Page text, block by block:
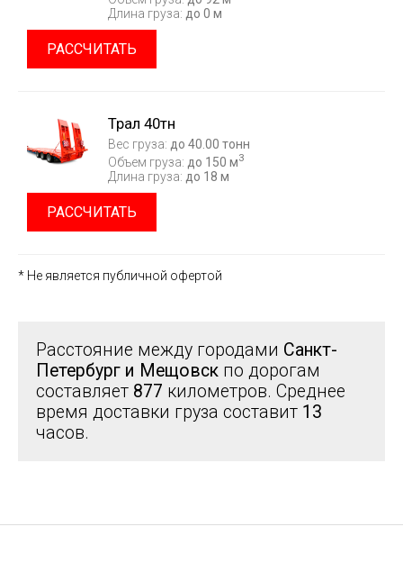
Длина груза: до 0 м
РАССЧИТАТЬ
Трал 40тн
Вес груза: до 40.00 тонн
Объем груза: до 150 м3
Длина груза: до 18 м
РАССЧИТАТЬ
* Не является публичной офертой
Расстояние между городами Санкт-
Петербург и Мещовск по дорогам
составляет 877 километров. Среднее
время доставки груза составит 13
часов.